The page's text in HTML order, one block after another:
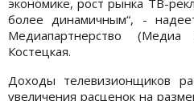
более динамичным“, -
Медиапартнерство
Костецкая.
Доходы телевизионщиков
увеличения расценок на